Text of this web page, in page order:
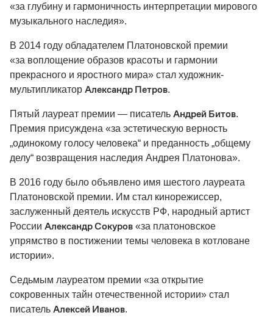
«за глубину и гармоничность интерпретации мирового
музыкального наследия».
В 2014 году обладателем Платоновской премии
«за воплощение образов красоты и гармонии
прекрасного и яростного мира» стал художник-
мультипликатор Александр Петров.
Пятый лауреат премии — писатель Андрей Битов.
Премия присуждена «за эстетическую верность
„одинокому голосу человека“ и преданность „общему
делу“ возвращения наследия Андрея Платонова».
В 2016 году было объявлено имя шестого лауреата
Платоновской премии. Им стал кинорежиссер,
заслуженный деятель искусств РФ, народный артист
России Александр Сокуров «за платоновское
упрямство в постижении темы человека в котловане
истории».
Седьмым лауреатом премии «за открытие
сокровенных тайн отечественной истории» стал
писатель Алексей Иванов.